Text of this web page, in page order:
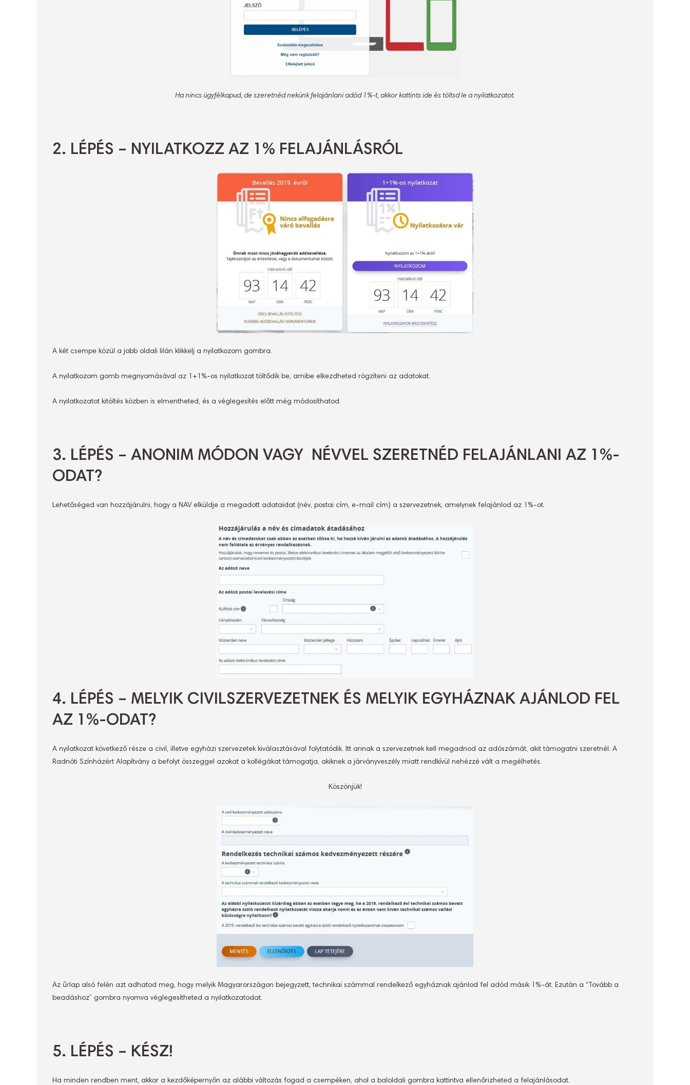
Ha nincs ügyfélkapud, de szeretnéd nekünk felajánlani adód 1%-t, akkor kattints ide és töltsd le a nyilatkozatot.
2. LÉPÉS – NYILATKOZZ AZ 1% FELAJÁNLÁSRÓL
A két csempe közül a jobb oldali lilán klikkelj a nyilatkozom gombra.
A nyilatkozom gomb megnyomásával az 1+1%-os nyilatkozat töltődik be, amibe elkezdheted rögzíteni az adatokat.
A nyilatkozatot kitöltés közben is elmentheted, és a véglegesítés előtt még módosíthatod.
3. LÉPÉS – ANONIM MÓDON VAGY NÉVVEL SZERETNÉD FELAJÁNLANI AZ 1%-
ODAT?
Lehetőséged van hozzájárulni, hogy a NAV elküldje a megadott adataidat (név, postai cím, e-mail cím) a szervezetnek, amelynek felajánlod az 1%-ot.
4. LÉPÉS – MELYIK CIVILSZERVEZETNEK ÉS MELYIK EGYHÁZNAK AJÁNLOD FEL
AZ 1%-ODAT?
A nyilatkozat következő része a civil, illetve egyházi szervezetek kiválasztásával folytatódik. Itt annak a szervezetnek kell megadnod az adószámát, akit támogatni szeretnél. A
Radnóti Színházért Alapítvány a befolyt összeggel azokat a kollégákat támogatja, akiknek a járványveszély miatt rendkívül nehézzé vált a megélhetés.
Köszönjük!
Az űrlap alsó felén azt adhatod meg, hogy melyik Magyarországon bejegyzett, technikai számmal rendelkező egyháznak ajánlod fel adód másik 1%-át. Ezután a “Tovább a
beadáshoz” gombra nyomva véglegesítheted a nyilatkozatodat.
5. LÉPÉS – KÉSZ!
Ha minden rendben ment, akkor a kezdőképernyőn az alábbi változás fogad a csempéken, ahol a baloldali gombra kattintva ellenőrizheted a felajánlásodat.